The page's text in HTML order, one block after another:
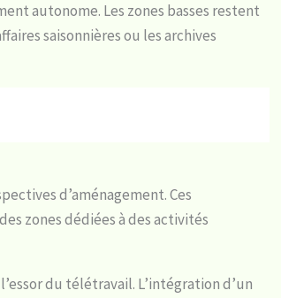
autonome. Les zones basses restent
saisonnières ou les archives
d’aménagement. Ces
zones dédiées à des activités
du télétravail. L’intégration d’un